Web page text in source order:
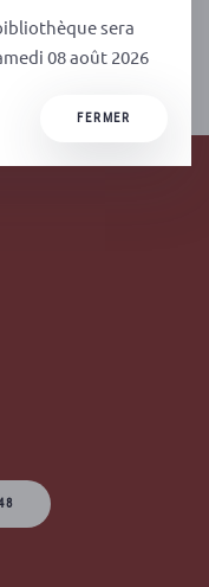
SUIVANT
sera
08 août 2026
FERMER